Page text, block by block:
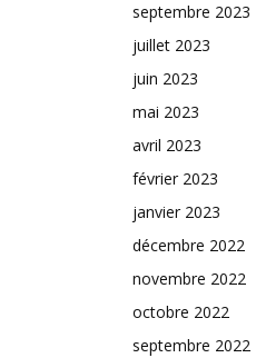
septembre 2023
juillet 2023
juin 2023
mai 2023
avril 2023
février 2023
janvier 2023
décembre 2022
novembre 2022
octobre 2022
septembre 2022